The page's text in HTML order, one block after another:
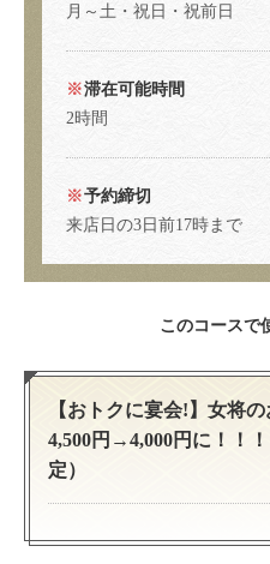
月～土・祝日・祝前日
滞在可能時間
2時間
予約締切
来店日の3日前17時まで
このコースで
【おトクに宴会!】女将
4,500円→4,000円に！！
定）